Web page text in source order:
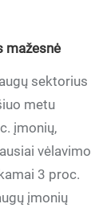
mažesnė
sektorius
metu
įmonių,
vėlavimo
3 proc.
įmonių